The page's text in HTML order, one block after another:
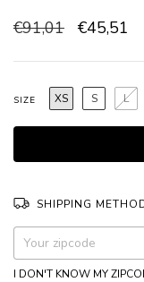
€91,01 €45,51
SIZE XS S L
SHIPPING
Shipping for zipcode:
I DON'T KNOW MY